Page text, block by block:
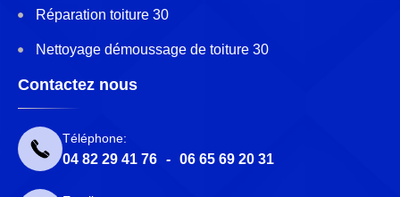
Réparation toiture 30
Nettoyage démoussage de toiture 30
Contactez nous
Téléphone:
04 82 29 41 76 - 06 65 69 20 31